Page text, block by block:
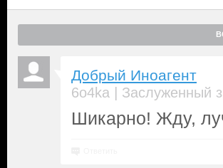
Добрый Иноагент
6o4ka | Заслуженный
Шикарно! Жду,